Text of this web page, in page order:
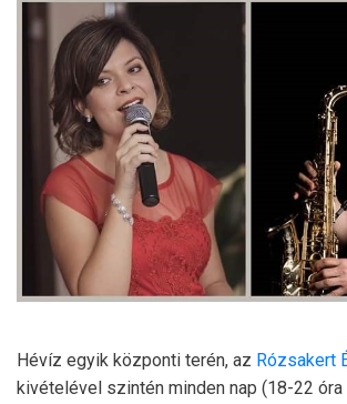
Hévíz egyik központi terén, az Rózsakert
kivételével szintén minden nap (18-22